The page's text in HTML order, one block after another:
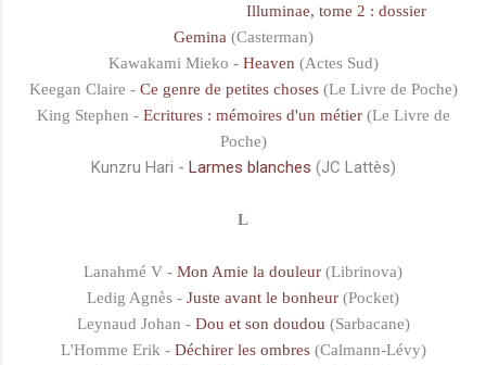
Illuminae, tome 2 : dossier
Gemina (Casterman)
Kawakami Mieko - Heaven (Actes Sud)
Keegan Claire - Ce genre de petites choses(Le Livre de Poche)
King Stephen - Ecritures : mémoires d'un métier(Le Livre de
Poche)
Kunzru Hari - Larmes blanches (JC Lattès)
L
Lanahmé V - Mon Amie la douleur (Librinova)
Ledig Agnès - Juste avant le bonheur (Pocket)
Leynaud Johan - Dou et son doudou (Sarbacane)
L'Homme Erik - Déchirer les ombres(Calmann-Lévy)